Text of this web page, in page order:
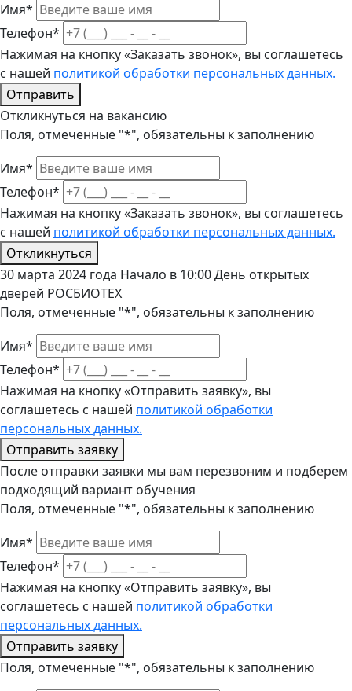
Имя*
Телефон*
Нажимая на кнопку «Заказать звонок», вы соглашетесь
с нашей политикой обработки персональных данных.
Отправить
Откликнуться на вакансию
Поля, отмеченные "*", обязательны к заполнению
Имя*
Телефон*
Нажимая на кнопку «Заказать звонок», вы соглашетесь
с нашей политикой обработки персональных данных.
Откликнуться
30 марта 2024 года Начало в 10:00 День открытых
дверей РОСБИОТЕХ
Поля, отмеченные "*", обязательны к заполнению
Имя*
Телефон*
Нажимая на кнопку «Отправить заявку», вы
соглашетесь с нашей политикой обработки
персональных данных.
Отправить заявку
После отправки заявки мы вам перезвоним и подберем
подходящий вариант обучения
Поля, отмеченные "*", обязательны к заполнению
Имя*
Телефон*
Нажимая на кнопку «Отправить заявку», вы
соглашетесь с нашей политикой обработки
персональных данных.
Отправить заявку
Поля, отмеченные "*", обязательны к заполнению